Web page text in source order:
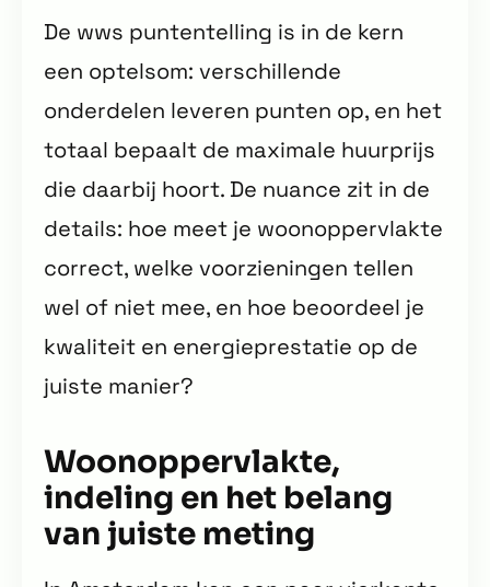
De wws puntentelling is in de kern
een optelsom: verschillende
onderdelen leveren punten op, en het
totaal bepaalt de maximale huurprijs
die daarbij hoort. De nuance zit in de
details: hoe meet je woonoppervlakte
correct, welke voorzieningen tellen
wel of niet mee, en hoe beoordeel je
kwaliteit en energieprestatie op de
juiste manier?
Woonoppervlakte,
indeling en het belang
van juiste meting